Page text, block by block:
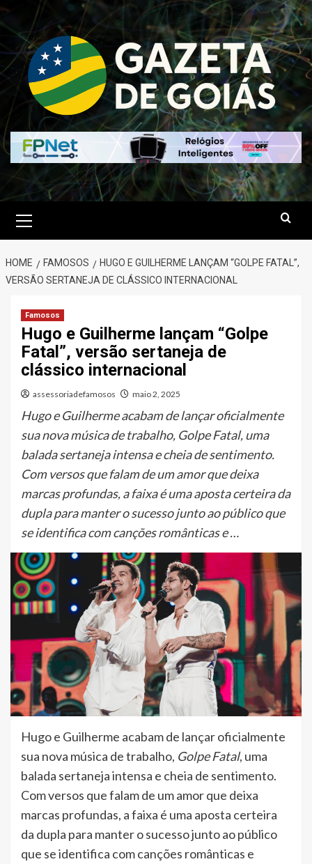
Skip
to
content
Menu
HOME FAMOSOS
HUGO E GUILHERME LANÇAM “GOLPE FATAL”,
VERSÃO SERTANEJA DE CLÁSSICO INTERNACIONAL
Famosos
Hugo e Guilherme lançam “Golpe
Fatal”, versão sertaneja de
clássico internacional
assessoriadefamosos maio 2, 2025
Hugo e Guilherme acabam de lançar oficialmente
sua nova música de trabalho, Golpe Fatal, uma
balada sertaneja intensa e cheia de sentimento.
Com versos que falam de um amor que deixa
marcas profundas, a faixa é uma aposta certeira da
dupla para manter o sucesso junto ao público que
se identifica com canções românticas e …
Hugo e Guilherme acabam de lançar oficialmente
sua nova música de trabalho, Golpe Fatal, uma
balada sertaneja intensa e cheia de sentimento.
Com versos que falam de um amor que deixa
marcas profundas, a faixa é uma aposta certeira
da dupla para manter o sucesso junto ao público
que se identifica com canções românticas e